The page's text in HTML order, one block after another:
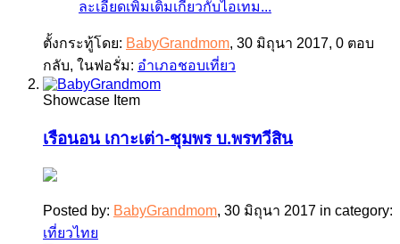
ละเอียดเพิ่มเติมเกี่ยวกับไอเทม...
ตั้งกระทู้โดย: BabyGrandmom, 30 มิถุนา 2017, 0 ตอบ
กลับ, ในฟอรั่ม: อำเภอชอบเที่ยว
Showcase Item
เรือนอน เกาะเต่า-ชุมพร บ.พรทวีสิน
Posted by: BabyGrandmom, 30 มิถุนา 2017 in category:
เที่ยวไทย